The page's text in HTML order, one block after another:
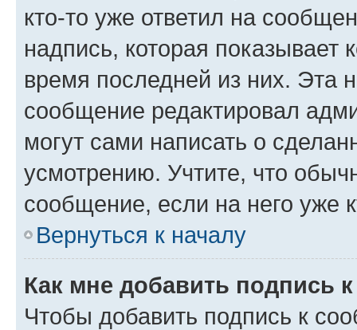
кто-то уже ответил на
надпись, которая показывает
время последней из них. Эта
сообщение редактировал
могут сами написать о
усмотрению. Учтите, что
сообщение, если на него уже
Вернуться к началу
Как мне добавить подпись
Чтобы добавить подпись к